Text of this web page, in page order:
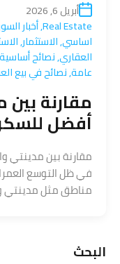
أبريل 6, 2026
Real Estate
,أخبار
اساسي,الاستثمار,
العقاري,نصائح
عامة,نصائح في بيع
مقارنة بين
أفضل
مقارنة بين مدينتي
في ظل التوسع
مناطق مثل مدينتي
البحث